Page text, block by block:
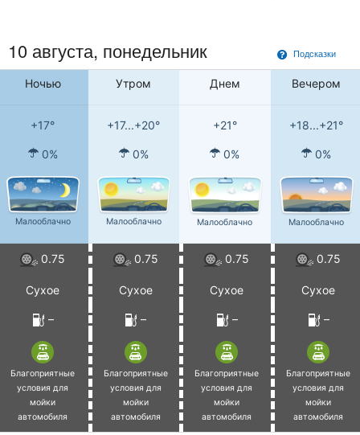
Подсказки
10 августа, понедельник
Ночью Утром Днем Вечером
+17° +17...+20° +21° +18...+21°
0% 0% 0% 0%
Малооблачно Малооблачно Малооблачно Малооблачно
0.75 0.75 0.75 0.75
Сухое Сухое Сухое Сухое
– – – –
Благоприятные
условия для
мойки
автомобиля
Благоприятные
условия для
мойки
автомобиля
Благоприятные
условия для
мойки
автомобиля
Благоприятные
условия для
мойки
автомобиля